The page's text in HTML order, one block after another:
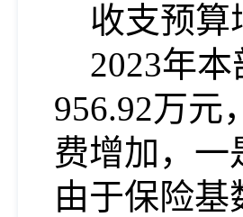
收支预算
2023年本
956.92万元
费增加，一
由于保险